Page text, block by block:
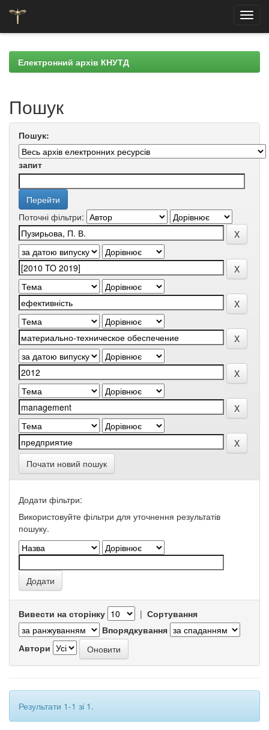
navigationЕлектронний архів КНУТД
Пошук
Пошук:
запит
Поточні фільтри:
Почати новий пошук
Додати фільтри:
Використовуйте фільтри для уточнення результатів
пошуку.
Вивести на сторінку | Сортування
Впорядкування
Автори
Результати 1-1 зі 1.